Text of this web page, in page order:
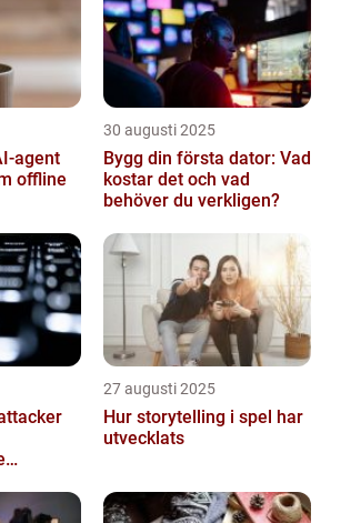
agent
offline
30 augusti 2025
Bygg din första dator: Vad
kostar det och vad
behöver du verkligen?
27 augusti 2025
Hur storytelling i spel har
utvecklats